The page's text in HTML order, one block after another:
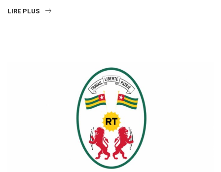
LIRE PLUS